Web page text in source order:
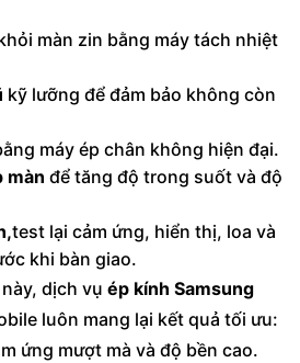
màn zin bằng máy tách nhiệt
kỹ lưỡng để đảm bảo không còn
máy ép chân không hiện đại.
màn để tăng độ trong suốt và độ
test lại cảm ứng, hiển thị, loa và
khi bàn giao.
dịch vụ ép kính Samsung
luôn mang lại kết quả tối ưu:
ứng mượt mà và độ bền cao.